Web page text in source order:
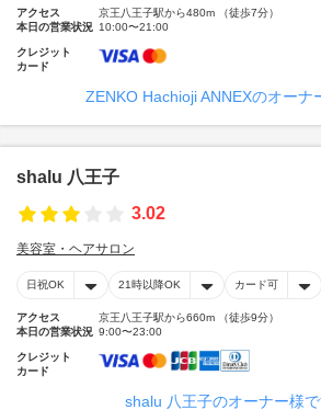
アクセス
京王八王子駅から480m （徒歩7分）
本日の営業状況 10:00〜21:00
クレジット
カード
ZENKO Hachioji ANNEXのオーナ
shalu 八王子
3.02
美容室・ヘアサロン
日祝OK 21時以降OK カード可
アクセス
京王八王子駅から660m （徒歩9分）
本日の営業状況 9:00〜23:00
クレジット
カード
shalu 八王子のオーナー様で